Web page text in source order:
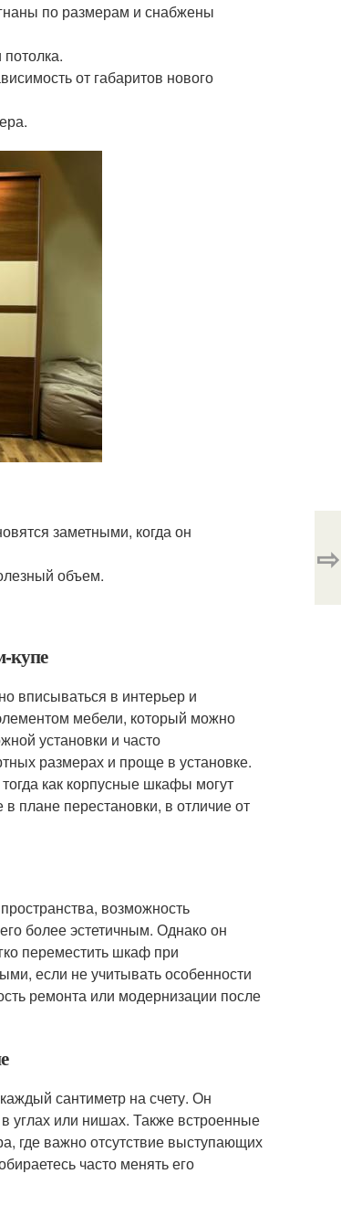
по размерам и снабжены
от габаритов нового
заметными, когда он
объем.
купе
вписываться в интерьер и
мебели, который можно
установки и часто
размерах и проще в установке.
как корпусные шкафы могут
перестановки, в отличие от
возможность
более эстетичным. Однако он
переместить шкаф при
если не учитывать особенности
ремонта или модернизации после
сантиметр на счету. Он
углах или нишах. Также встроенные
где важно отсутствие выступающих
часто менять его
⇨